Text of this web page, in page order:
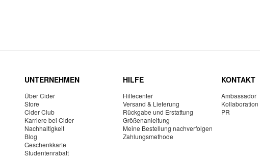
UNTERNEHMEN
Über Cider
Store
Cider Club
Karriere bei Cider
Nachhaltigkeit
Blog
Geschenkkarte
Studentenrabatt
HILFE
Hilfecenter
Versand & Lieferung
Rückgabe und Erstattung
Größenanleitung
Meine Bestellung nachverfolgen
Zahlungsmethode
KONTAKT
Ambassador
Kollaboration
PR